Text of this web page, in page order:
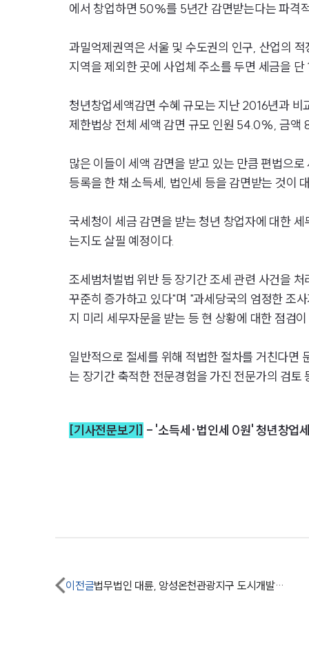
에서 창업하면 50%를 5년간 감면받는다는 파격
과밀억제권역은 서울 및 수도권의 인구, 산업의
지역을 제외한 곳에 사업체 주소를 두면 세금을 단
청년창업세액감면 수혜 규모는 지난 2016년과
제한법상 전체 세액 감면 규모 인원 54.0%, 금액
많은 이들이 세액 감면을 받고 있는 만큼 편법으
등록을 한 채 소득세, 법인세 등을 감면받는 것이
국세청이 세금 감면을 받는 청년 창업자에 대한
는지도 살필 예정이다.
조세범처벌법 위반 등 장기간 조세 관련 사건을
꾸준히 증가하고 있다"며 "과세당국의 엄정한 조
지 미리 세무자문을 받는 등 현 상황에 대한 점검
일반적으로 절세를 위해 적법한 절차를 거친다면
는 장기간 축적한 전문경험을 가진 전문가의 검토
[기사전문보기] - '소득세·법인세 0원' 청년창업
이전글 법무법인 대륜, 앙성온천관광지구 도시개발사업조합과 법률자문 MOU